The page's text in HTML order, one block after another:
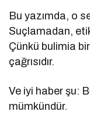
Bu yazımda, o
Suçlamadan,
Çünkü bulimia
çağrısıdır.
Ve iyi haber şu:
mümkündür.